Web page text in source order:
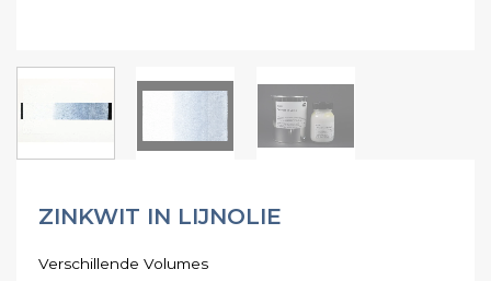
ZINKWIT IN LIJNOLIE
Verschillende Volumes